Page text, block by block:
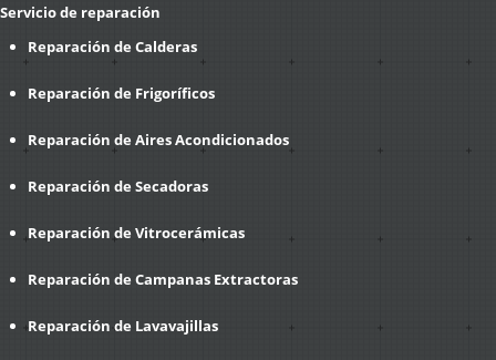
Servicio de reparación
Reparación de Calderas
Reparación de Frigoríficos
Reparación de Aires Acondicionados
Reparación de Secadoras
Reparación de Vitrocerámicas
Reparación de Campanas Extractoras
Reparación de Lavavajillas